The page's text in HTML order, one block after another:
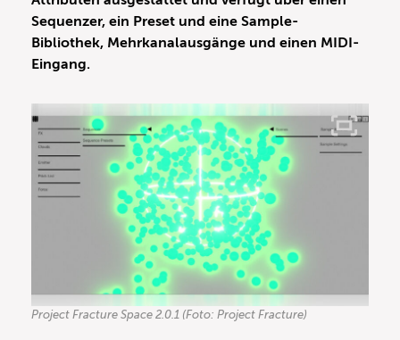
Sequenzer, ein Preset und eine Sample-
Bibliothek, Mehrkanalausgänge und einen MIDI-
Eingang.
Project Fracture Space 2.0.1 (Foto: Project Fracture)